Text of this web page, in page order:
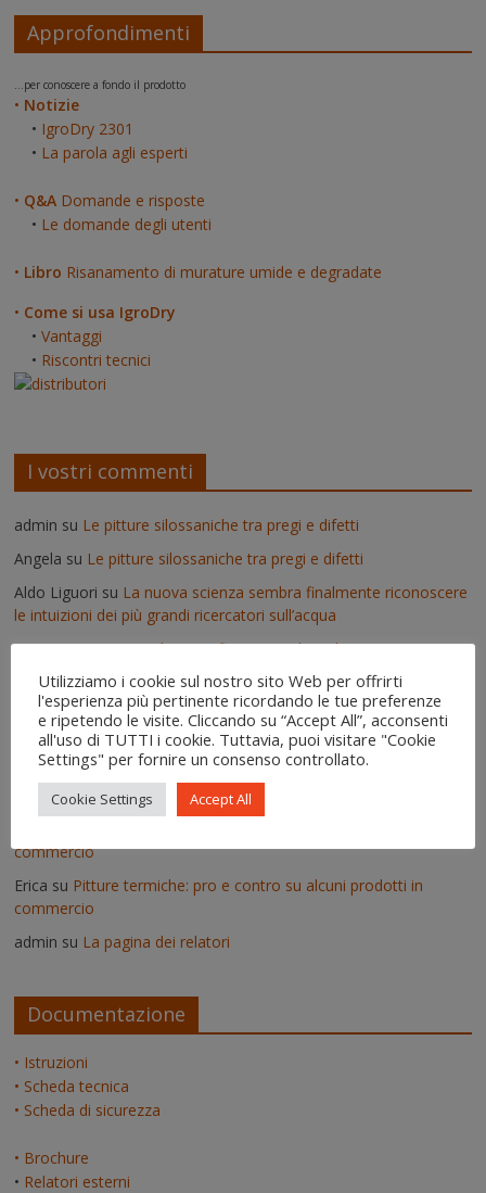
Approfondimenti
...per conoscere a fondo il prodotto
• Notizie
• IgroDry 2301
• La parola agli esperti
• Q&A Domande e risposte
• Le domande degli utenti
• Libro Risanamento di murature umide e degradate
• Come si usa IgroDry
•Vantaggi
• Riscontri tecnici
I vostri commenti
admin su Le pitture silossaniche tra pregi e difetti
Angela su Le pitture silossaniche tra pregi e difetti
Aldo Liguori su La nuova scienza sembra finalmente riconoscere
le intuizioni dei più grandi ricercatori sull’acqua
EnzosuLavori pseudoscientifici nuovi ed inutili
adminsuDeumidificatori: perché non vanno usati nei muri umidi
VittoriosuDeumidificatori: perché non vanno usati nei muri
umidi
Il risanamento delle murature dopo un'alluvione - IgroDry
Come si usa IgroDry
commercio
Erica su Pitture termiche: pro e contro su alcuni prodotti in
commercio
admin su La pagina dei relatori
Documentazione
• Istruzioni
• Scheda tecnica
• Scheda di sicurezza
• Brochure
• Relatori esterni
Utilizziamo i cookie sul nostro sito Web per offrirti
l'esperienza più pertinente ricordando le tue preferenze
e ripetendo le visite. Cliccando su “Accept All”, acconsenti
all'uso di TUTTI i cookie. Tuttavia, puoi visitare "Cookie
Settings" per fornire un consenso controllato.
Cookie Settings Accept All